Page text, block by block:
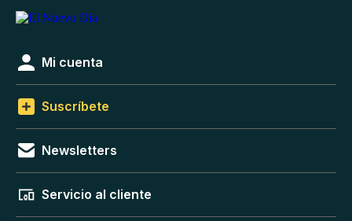
Mi cuenta
Suscríbete
Newsletters
Servicio al cliente